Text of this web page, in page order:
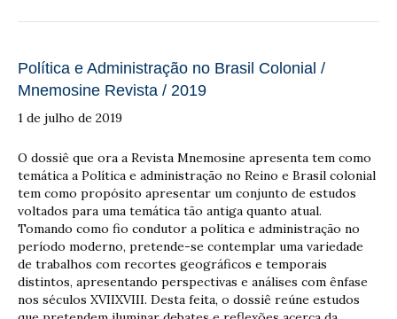
Política e Administração no Brasil Colonial /
Mnemosine Revista / 2019
1 de julho de 2019
O dossiê que ora a Revista Mnemosine apresenta tem como
temática a Política e administração no Reino e Brasil colonial
tem como propósito apresentar um conjunto de estudos
voltados para uma temática tão antiga quanto atual.
Tomando como fio condutor a política e administração no
período moderno, pretende-se contemplar uma variedade
de trabalhos com recortes geográficos e temporais
distintos, apresentando perspectivas e análises com ênfase
nos séculos XVIIXVIII. Desta feita, o dossiê reúne estudos